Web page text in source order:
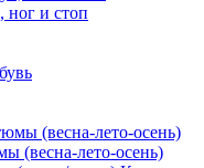
ног и стоп
(весна-лето-осень)